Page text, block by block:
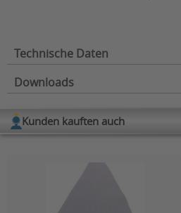
Technische Daten
Typ:
Länge (in cm):
Downloads
Verfügbare Downloads:
Kunden kauften auch